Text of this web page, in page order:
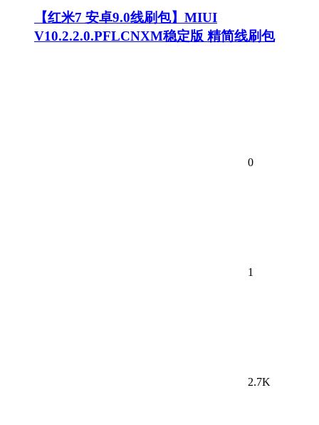
【红米7 安卓9.0线刷包】MIUI
V10.2.2.0.PFLCNXM稳定版 精简线刷包
0
1
2.7K